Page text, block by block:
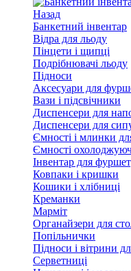
Назад
Банкетний інвентар
Відра для льоду
Пінцети і щипці
Подрібнювачі льоду
Підноси
Аксесуари для
Вази і підсвічники
Диспенсери для
Диспенсери для
Ємності і млинки
Ємності
Інвентар для
Ковпаки і кришки
Кошики і хлібниці
Креманки
Марміт
Органайзери для
Попільнички
Підноси і вітрини
Серветниці